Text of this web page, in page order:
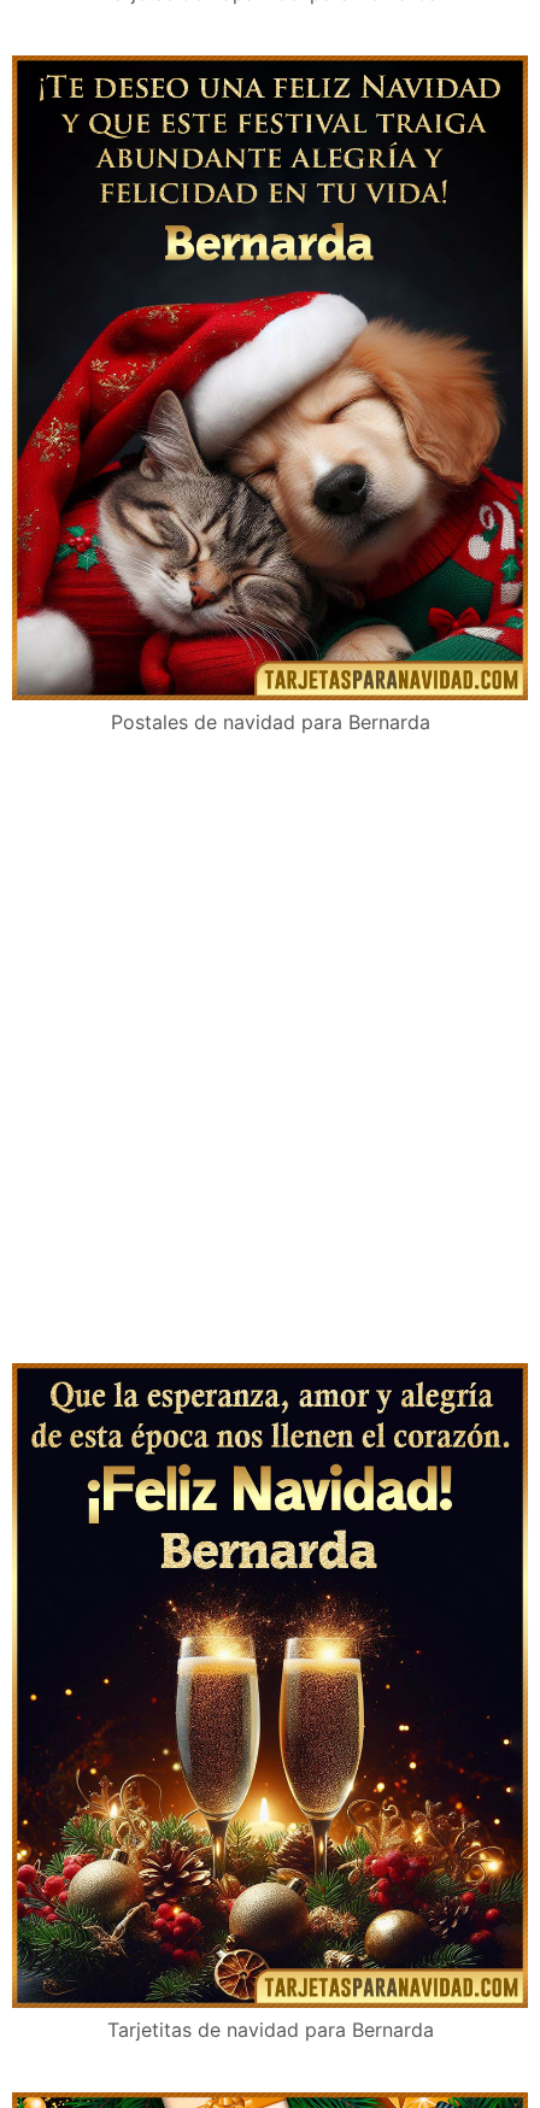
Postales de navidad para Bernarda
Tarjetitas de navidad para Bernarda